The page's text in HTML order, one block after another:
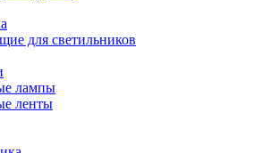
для светильников
лампы
ленты